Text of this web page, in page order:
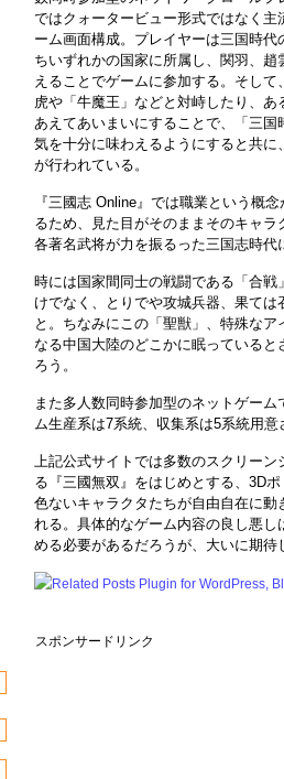
ではクォータービュー形式ではなく
ーム画面構成。プレイヤーは三国時
ちいずれかの国家に所属し、関羽、
えることでゲームに参加する。そし
虎や「牛魔王」などと対峙したり、
あえてあいまいにすることで、「三
気を十分に味わえるようにすると共
が行われている。
『三國志 Online』では職業という概
るため、見た目がそのままそのキャ
各著名武将が力を振るった三国志時
時には国家間同士の戦闘である「合
けでなく、とりでや攻城兵器、果て
と。ちなみにこの「聖獣」、特殊な
なる中国大陸のどこかに眠っている
ろう。
また多人数同時参加型のネットゲー
ム生産系は7系統、収集系は5系統用意
上記公式サイトでは多数のスクリー
る『三國無双』をはじめとする、3D
色ないキャラクタたちが自由自在に
れる。具体的なゲーム内容の良し悪
める必要があるだろうが、大いに期待
スポンサードリンク